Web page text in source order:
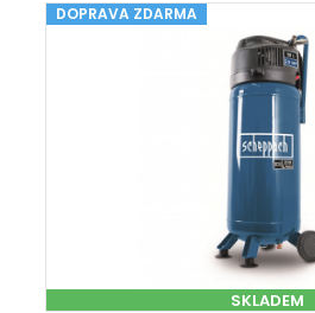
DOPRAVA ZDARMA
SKLADEM